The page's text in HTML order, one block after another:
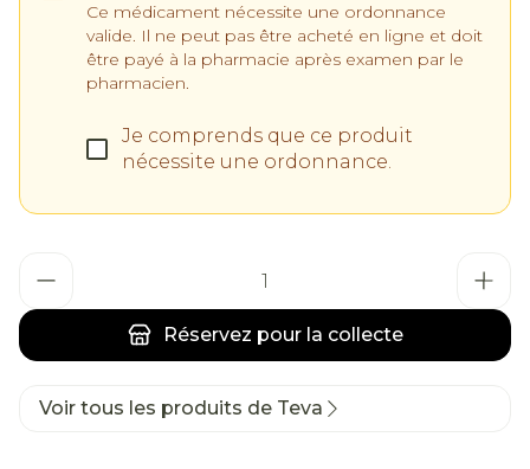
Ce médicament nécessite une ordonnance
valide. Il ne peut pas être acheté en ligne et doit
être payé à la pharmacie après examen par le
pharmacien.
Je comprends que ce produit
nécessite une ordonnance.
Réservez pour la collecte
Voir tous les produits de Teva